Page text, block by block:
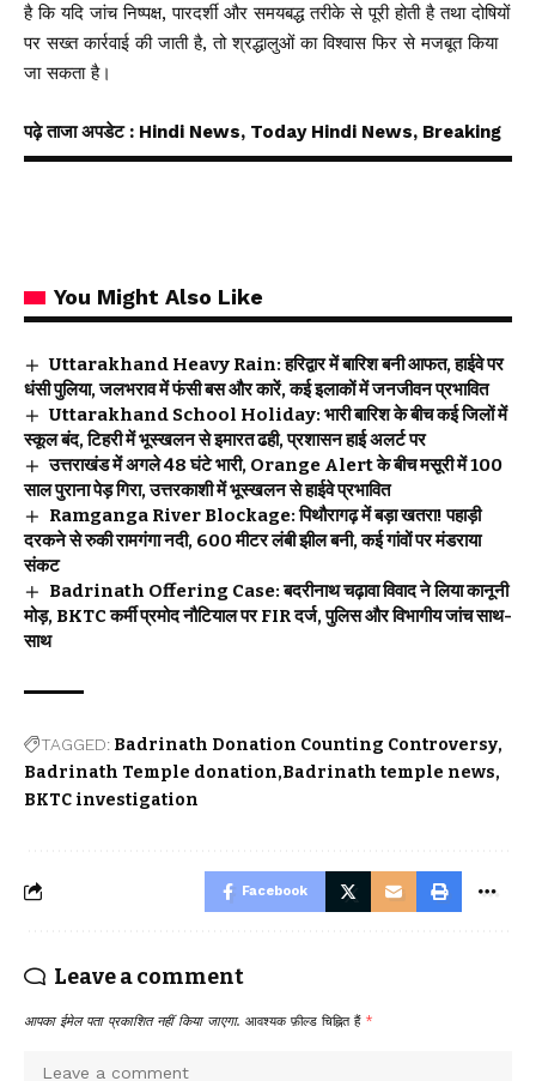
है कि यदि जांच निष्पक्ष, पारदर्शी और समयबद्ध तरीके से पूरी होती है तथा दोषियों
पर सख्त कार्रवाई की जाती है, तो श्रद्धालुओं का विश्वास फिर से मजबूत किया
जा सकता है।
पढ़े ताजा अपडेट : Hindi News, Today Hindi News, Breaking
You Might Also Like
Uttarakhand Heavy Rain: हरिद्वार में बारिश बनी आफत, हाईवे पर
धंसी पुलिया, जलभराव में फंसी बस और कारें, कई इलाकों में जनजीवन प्रभावित
Uttarakhand School Holiday: भारी बारिश के बीच कई जिलों में
स्कूल बंद, टिहरी में भूस्खलन से इमारत ढही, प्रशासन हाई अलर्ट पर
उत्तराखंड में अगले 48 घंटे भारी, Orange Alert के बीच मसूरी में 100
साल पुराना पेड़ गिरा, उत्तरकाशी में भूस्खलन से हाईवे प्रभावित
Ramganga River Blockage: पिथौरागढ़ में बड़ा खतरा! पहाड़ी
दरकने से रुकी रामगंगा नदी, 600 मीटर लंबी झील बनी, कई गांवों पर मंडराया
संकट
Badrinath Offering Case: बदरीनाथ चढ़ावा विवाद ने लिया कानूनी
मोड़, BKTC कर्मी प्रमोद नौटियाल पर FIR दर्ज, पुलिस और विभागीय जांच साथ-
साथ
TAGGED: Badrinath Donation Counting Controversy
Badrinath Temple donation Badrinath temple news
BKTC investigation
Facebook
Leave a comment
आपका ईमेल पता प्रकाशित नहीं किया जाएगा. आवश्यक फ़ील्ड चिह्नित हैं *